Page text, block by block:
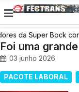
da Super Bock
Foi uma
03 junho 2026
PACOTE LABORAL